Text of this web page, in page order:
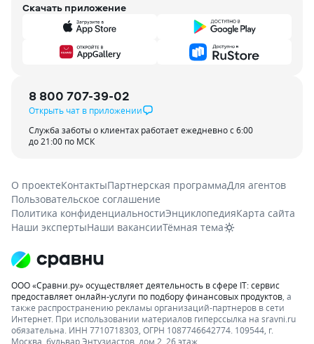
Скачать приложение
8 800 707-39-02
Открыть чат в приложении
Служба заботы о клиентах работает ежедневно с 6:00
до 21:00 по МСК
О проектеКонтактыПартнерская программаДля агентов
Пользовательское соглашение
Политика конфиденциальностиЭнциклопедияКарта сайта
Наши экспертыНаши вакансииТёмная тема
ООО «Сравни.ру» осуществляет деятельность в сфере IT: сервис
предоставляет онлайн-услуги по подбору финансовых продуктов , а
также распространению рекламы организаций-партнеров в сети
Интернет. При использовании материалов гиперссылка на sravni.ru
обязательна. ИНН 7710718303, ОГРН 1087746642774. 109544, г.
Москва, бульвар Энтузиастов, дом 2, 26 этаж.